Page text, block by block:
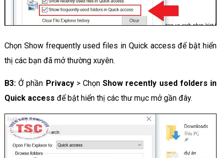
Chọn Show frequently used files in Quick access để bật hiển
thị các bạn đã mở thường xuyên.
B3:Ở phần Privacy> ChọnShow recently used folders in
Quick access để bật hiển thị các thư mục mở gần đây.